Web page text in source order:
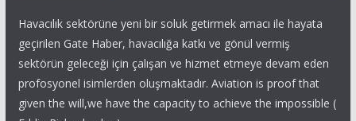
Havacılık sektörüne yeni bir soluk getirmek amacı ile hayata
geçirilen Gate Haber, havacılığa katkı ve gönül vermiş
sektörün geleceği için çalışan ve hizmet etmeye devam eden
profosyonel isimlerden oluşmaktadır. Aviation is proof that
given the will,we have the capacity to achieve the impossible (